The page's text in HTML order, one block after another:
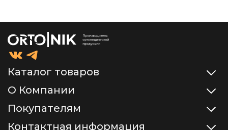
Каталог товаров
О Компании
Покупателям
Контактная информация